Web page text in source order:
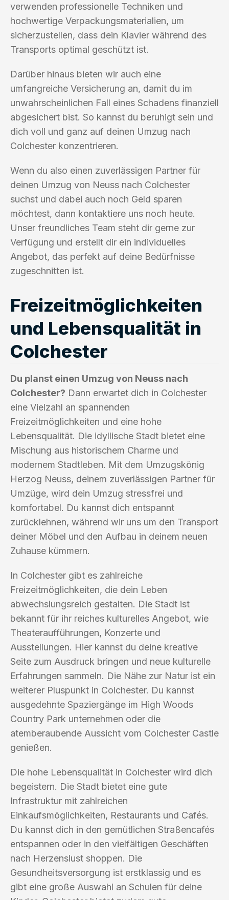
verwenden professionelle Techniken und
hochwertige Verpackungsmaterialien, um
sicherzustellen, dass dein Klavier während des
Transports optimal geschützt ist.
Darüber hinaus bieten wir auch eine
umfangreiche Versicherung an, damit du im
unwahrscheinlichen Fall eines Schadens finanziell
abgesichert bist. So kannst du beruhigt sein und
dich voll und ganz auf deinen Umzug nach
Colchester konzentrieren.
Wenn du also einen zuverlässigen Partner für
deinen Umzug von Neuss nach Colchester
suchst und dabei auch noch Geld sparen
möchtest, dann kontaktiere uns noch heute.
Unser freundliches Team steht dir gerne zur
Verfügung und erstellt dir ein individuelles
Angebot, das perfekt auf deine Bedürfnisse
zugeschnitten ist.
Freizeitmöglichkeiten
und Lebensqualität in
Colchester
Du planst einen Umzug von Neuss nach
Colchester? Dann erwartet dich in Colchester
eine Vielzahl an spannenden
Freizeitmöglichkeiten und eine hohe
Lebensqualität. Die idyllische Stadt bietet eine
Mischung aus historischem Charme und
modernem Stadtleben. Mit dem Umzugskönig
Herzog Neuss, deinem zuverlässigen Partner für
Umzüge, wird dein Umzug stressfrei und
komfortabel. Du kannst dich entspannt
zurücklehnen, während wir uns um den Transport
deiner Möbel und den Aufbau in deinem neuen
Zuhause kümmern.
In Colchester gibt es zahlreiche
Freizeitmöglichkeiten, die dein Leben
abwechslungsreich gestalten. Die Stadt ist
bekannt für ihr reiches kulturelles Angebot, wie
Theateraufführungen, Konzerte und
Ausstellungen. Hier kannst du deine kreative
Seite zum Ausdruck bringen und neue kulturelle
Erfahrungen sammeln. Die Nähe zur Natur ist ein
weiterer Pluspunkt in Colchester. Du kannst
ausgedehnte Spaziergänge im High Woods
Country Park unternehmen oder die
atemberaubende Aussicht vom Colchester Castle
genießen.
Die hohe Lebensqualität in Colchester wird dich
begeistern. Die Stadt bietet eine gute
Infrastruktur mit zahlreichen
Einkaufsmöglichkeiten, Restaurants und Cafés.
Du kannst dich in den gemütlichen Straßencafés
entspannen oder in den vielfältigen Geschäften
nach Herzenslust shoppen. Die
Gesundheitsversorgung ist erstklassig und es
gibt eine große Auswahl an Schulen für deine